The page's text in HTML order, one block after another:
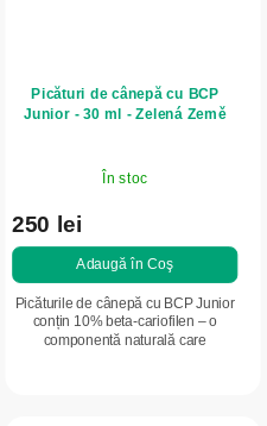
Picături de cânepă cu BCP
Junior - 30 ml - Zelená Země
În stoc
250 lei
Adaugă în Coş
Picăturile de cânepă cu BCP Junior
conțin 10% beta-cariofilen – o
componentă naturală care